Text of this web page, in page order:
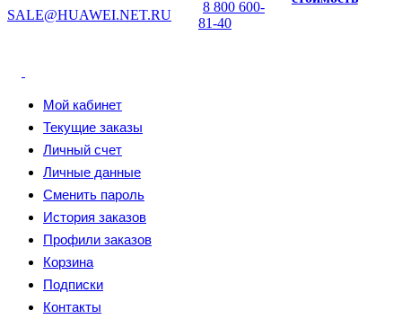
SALE@HUAWEI.NET.RU
8 800 600-
81-40
Мой кабинет
Текущие заказы
Личный счет
Личные данные
Сменить пароль
История заказов
Профили заказов
Корзина
Подписки
Контакты